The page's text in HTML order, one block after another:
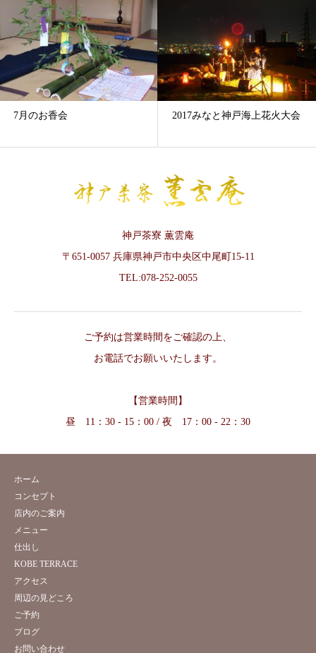
7月のお香会 2017みなと神戸海上花火大会
神戸茶寮 薫雲庵
〒651-0057 兵庫県神戸市中央区中尾町15-11
TEL:078-252-0055
ご予約は営業時間をご確認の上、
お電話でお願いいたします。
【営業時間】
昼 11：30 - 15：00 / 夜 17：00 - 22：30
ホーム
コンセプト
店内のご案内
メニュー
仕出し
KOBE TERRACE
アクセス
周辺の見どころ
ご予約
ブログ
お問い合わせ